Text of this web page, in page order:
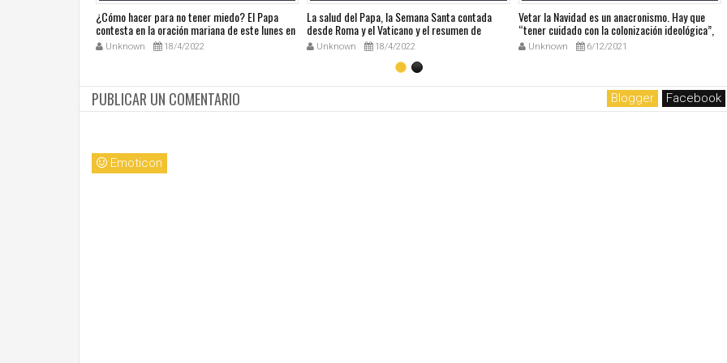
¿Cómo hacer para no tener miedo? El Papa
contesta en la oración mariana de este lunes en
la Plaza de San Pedro
Unknown 18/4/2022
La salud del Papa, la Semana Santa contada
desde Roma y el Vaticano y el resumen de
noticias en audio
Unknown 18/4/2022
Vetar la Navidad es un anacronismo. Hay que
“tener cuidado con la colonización ideológica”,
dice el Papa sobre el Manual europeo que
prohibía la Navidad
Unknown 6/12/2021
PUBLICAR UN COMENTARIO Blogger Facebook
Emoticon